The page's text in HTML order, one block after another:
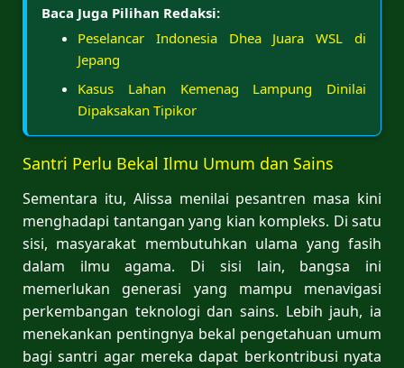
Baca Juga Pilihan Redaksi:
Peselancar Indonesia Dhea Juara WSL di
Jepang
Kasus Lahan Kemenag Lampung Dinilai
Dipaksakan Tipikor
Santri Perlu Bekal Ilmu Umum dan Sains
Sementara itu, Alissa menilai pesantren masa kini
menghadapi tantangan yang kian kompleks. Di satu
sisi, masyarakat membutuhkan ulama yang fasih
dalam ilmu agama. Di sisi lain, bangsa ini
memerlukan generasi yang mampu menavigasi
perkembangan teknologi dan sains. Lebih jauh, ia
menekankan pentingnya bekal pengetahuan umum
bagi santri agar mereka dapat berkontribusi nyata